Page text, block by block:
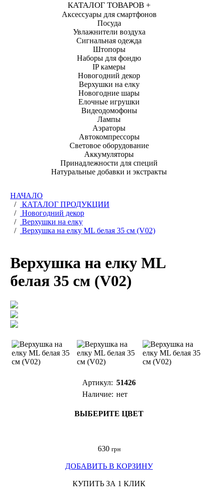
КАТАЛОГ ТОВАРОВ +
Аксессуары для смартфонов
Посуда
Увлажнители воздуха
Сигнальная одежда
Штопоры
Наборы для фондю
IP камеры
Новогодний декор
Верхушки на елку
Новогодние шары
Елочные игрушки
Видеодомофоны
Лампы
Аэраторы
Автокомпрессоры
Световое оборудование
Аккумуляторы
Принадлежности для специй
Натуральные добавки и экстракты
НАЧАЛО
/
КАТАЛОГ ПРОДУКЦИИ
/
Новогодний декор
/
Верхушки на елку
/
Верхушка на елку ML белая 35 см (V02)
Верхушка на елку ML
белая 35 см (V02)
Артикул: 51426
Наличие: нет
ВЫБЕРИТЕ ЦВЕТ
630 грн
ДОБАВИТЬ В КОРЗИНУ
КУПИТЬ ЗА 1 КЛИК